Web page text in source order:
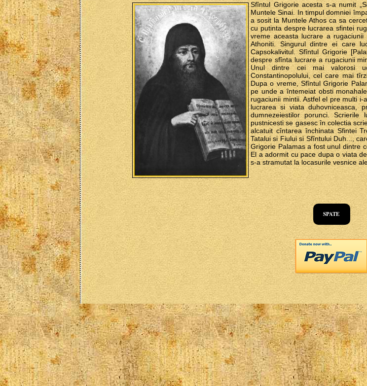
Sfîntul Grigorie acesta s-a numit
Muntele Sinai. In timpul domniei
a sosit la Muntele Athos ca sa
cu putinta despre lucrarea sfintei
vreme aceasta lucrare a
Athoniti. Singurul dintre ei care
Capsokalivitul. Sfîntul Grigorie
despre sfînta lucrare a rugaciunii
Unul dintre cei mai valorosi
Constantinopolului, cel care mai
Dupa o vreme, Sfîntul Grigorie
pe unde a întemeiat obsti
rugaciunii mintii. Astfel el pre multi
lucrarea si viata duhovniceasca,
dumnezeiestilor porunci.
pustnicesti se gasesc în colectia
alcatuit cîntarea închinata Sfintei
Tatalui si Fiului si Sfîntului Duh...,
Grigorie Palamas a fost unul dintre
El a adormit cu pace dupa o viata
s-a stramutat la locasurile vesnice
SPATE